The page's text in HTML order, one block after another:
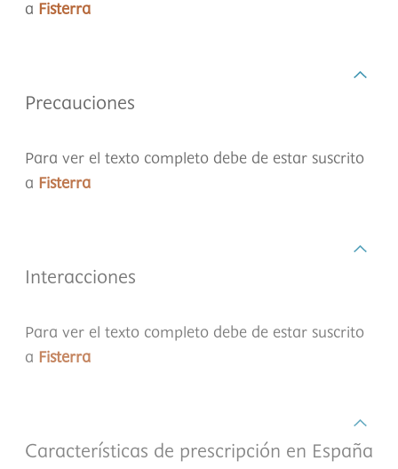
a Fisterra
Precauciones
Para ver el texto completo debe de estar suscrito
a Fisterra
Interacciones
Para ver el texto completo debe de estar suscrito
a Fisterra
Características de prescripción en España